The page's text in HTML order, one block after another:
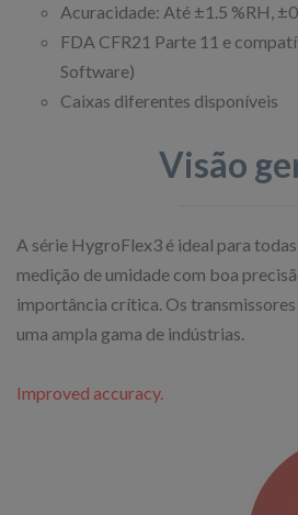
Acuracidade: Até ±1.5 %RH,
FDA CFR21 Parte 11 e
Software)
Caixas diferentes disponíveis
Visão
A série HygroFlex3 é ideal para
medição de umidade com boa
importância crítica. Os transmissores
uma ampla gama de indústrias.
Improved accuracy.